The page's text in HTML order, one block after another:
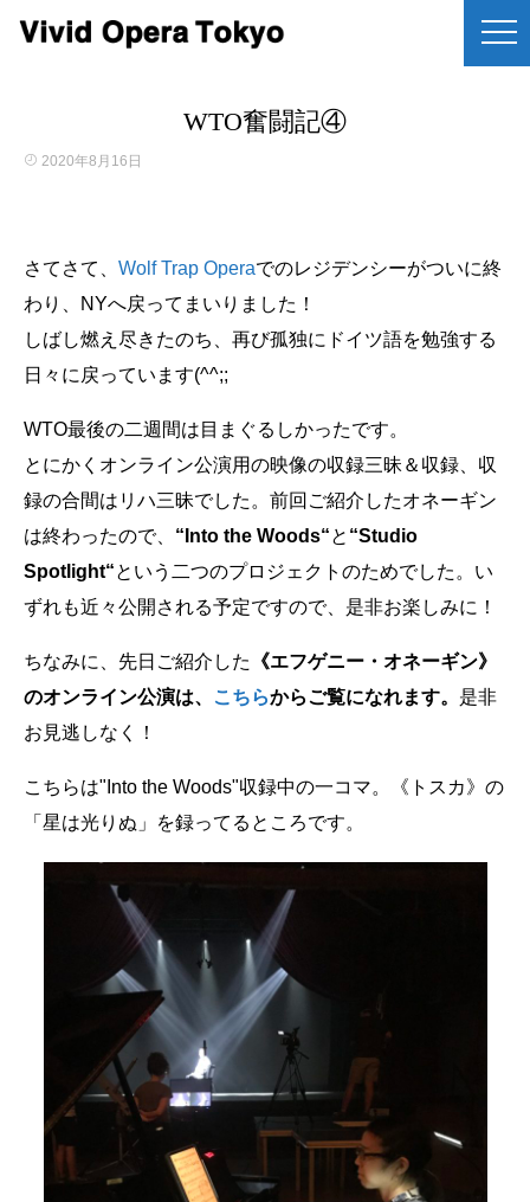
WTO奮闘記④
2020年8月16日
さてさて、 Wolf Trap Operaでのレジデンシーがついに終
わり、NYへ戻ってまいりました！
しばし燃え尽きたのち、再び孤独にドイツ語を勉強する
日々に戻っています(^^;;
WTO最後の二週間は目まぐるしかったです。
とにかくオンライン公演用の映像の収録三昧＆収録、収
録の合間はリハ三昧でした。前回ご紹介したオネーギン
は終わったので、 “Into the Woods“と “Studio
Spotlight“という二つのプロジェクトのためでした。い
ずれも近々公開される予定ですので、是非お楽しみに！
ちなみに、先日ご紹介した 《エフゲニー・ オネーギン》
のオンライン公演は、
こちらからご覧になれます。 是非
お見逃しなく！
こちらは"Into the Woods"収録中の一コマ。《トスカ》の
「星は光りぬ」を録ってるところです。